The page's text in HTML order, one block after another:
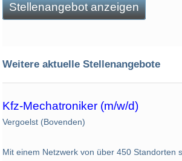
Stellenangebot anzeigen
Weitere aktuelle Stellenangebote
Kfz-Mechatroniker (m/w/d)
Vergoelst (Bovenden)
Mit einem Netzwerk von über 450 Standorten